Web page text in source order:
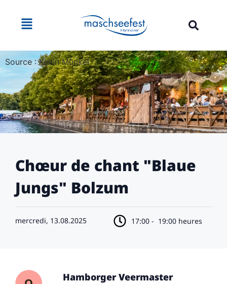
Source : Kevin Münkel
Chœur de chant "Blaue
Jungs" Bolzum
mercredi, 13.08.2025 17:00 - 19:00 heures
Hamborger Veermaster